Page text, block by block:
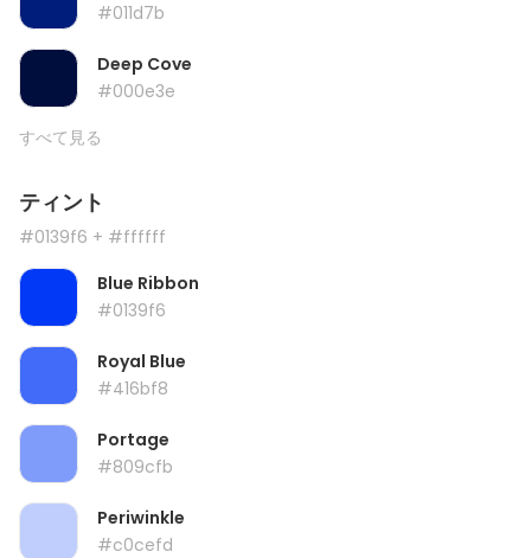
#011d7b
Deep Cove
#000e3e
すべて見る
ティント
#0139f6 + #ffffff
Blue Ribbon
#0139f6
Royal Blue
#416bf8
Portage
#809cfb
Periwinkle
#c0cefd